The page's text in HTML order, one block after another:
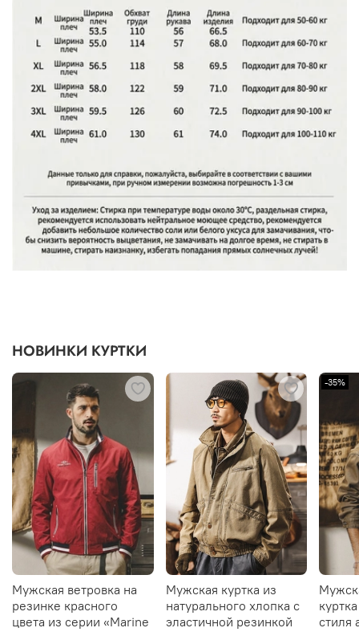
НОВИНКИ КУРТКИ
Мужская ветровка на
резинке красного
цвета из серии «Marine
Мужская куртка из
натурального хлопка с
эластичной резинкой
-35%
стиля